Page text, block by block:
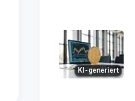
KI-generiert